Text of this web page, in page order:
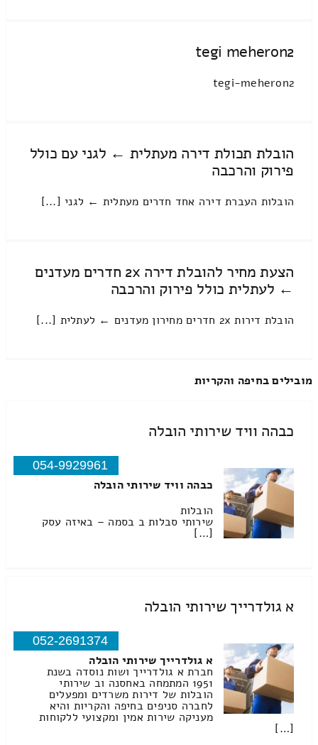
tegi meheron2
tegi-meheron2
הובלת תכולת דירה מעתלית ← לגני עם כולל
פירוק והרכבה
הובלות העברת דירה אחד חדרים מעתלית ← לגני [...]
הצעת מחיר להובלת דירה 2x חדרים מעדנים
← לעתלית כולל פירוק והרכבה
הובלת דירות 2x חדרים מחירון מעדנים ← לעתלית [...]
מובילים בחיפה והקריות
כבהה וויד שירותי הובלה
054-9929961
כבהה וויד שירותי הובלה
הובלות
שירותי סבלות ב בסמה – באיזה עסק
[…]
א גולדרייך שירותי הובלה
052-2691374
א גולדרייך שירותי הובלה
חברת א גולדרייך ושות נוסדה בשנת
1951 המתמחה באחסנה וב שירותי
הובלות של דירות משרדים ומפעלים
לחברה סניפים בחיפה והקריות והיא
מעניקה שירות אמין ומקצועי ללקוחות
[…]